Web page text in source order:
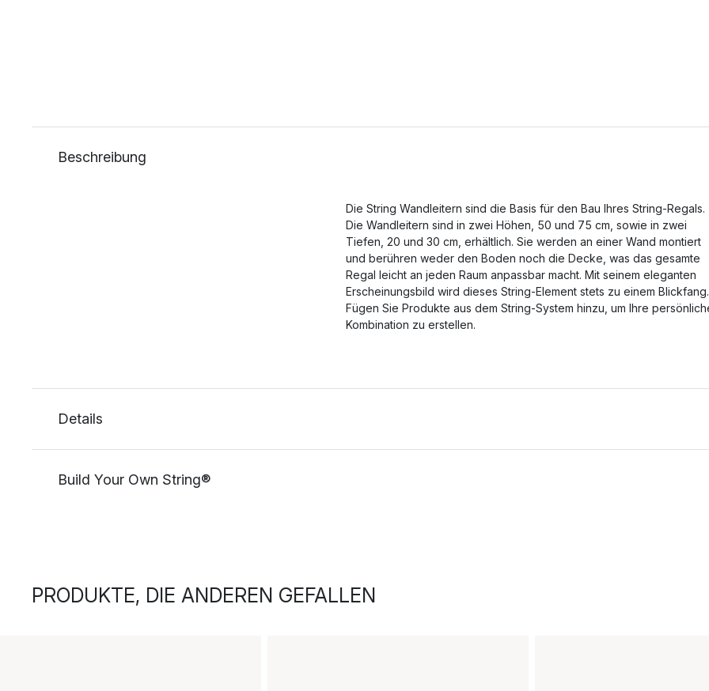
Beschreibung
Die String Wandleitern sind die Basis für den Bau Ihres String-Regals.
Die Wandleitern sind in zwei Höhen, 50 und 75 cm, sowie in zwei
Tiefen, 20 und 30 cm, erhältlich. Sie werden an einer Wand montiert
und berühren weder den Boden noch die Decke, was das gesamte
Regal leicht an jeden Raum anpassbar macht. Mit seinem eleganten
Erscheinungsbild wird dieses String-Element stets zu einem Blickfang.
Fügen Sie Produkte aus dem String-System hinzu, um Ihre
Kombination zu erstellen.
Details
Build Your Own String®
PRODUKTE, DIE ANDEREN GEFALLEN